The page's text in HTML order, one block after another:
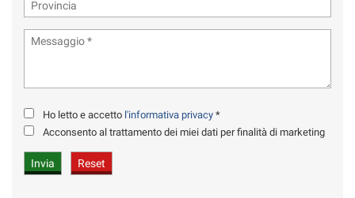
Ho letto e accetto l'informativa privacy *
Acconsento al trattamento dei miei dati per finalità di marketing